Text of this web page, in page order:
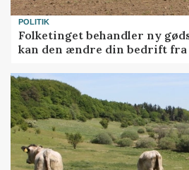
POLITIK
Folketinget behandler ny
kan den ændre din bedrift fra